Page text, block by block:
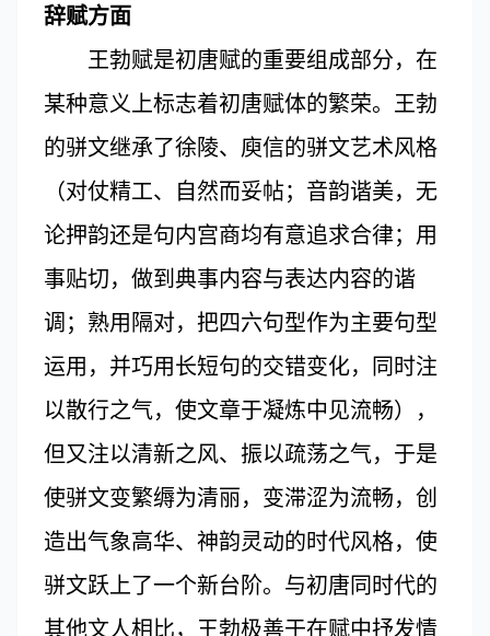
辞赋方面
王勃赋是初唐赋的重要组成部分，在
某种意义上标志着初唐赋体的繁荣。王勃
的骈文继承了徐陵、庾信的骈文艺术风格
（对仗精工、自然而妥帖；音韵谐美，无
论押韵还是句内宫商均有意追求合律；用
事贴切，做到典事内容与表达内容的谐
调；熟用隔对，把四六句型作为主要句型
运用，并巧用长短句的交错变化，同时注
以散行之气，使文章于凝炼中见流畅），
但又注以清新之风、振以疏荡之气，于是
使骈文变繁缛为清丽，变滞涩为流畅，创
造出气象高华、神韵灵动的时代风格，使
骈文跃上了一个新台阶。与初唐同时代的
其他文人相比，王勃极善于在赋中抒发情